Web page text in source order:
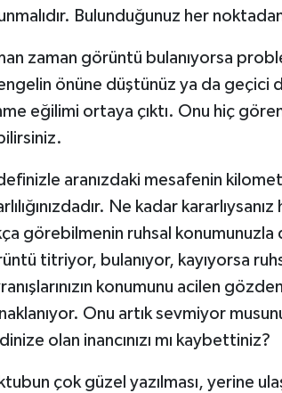
Bulunduğunuz her
zaman görüntü bulanıyorsa
önüne düştünüz ya da geçici
eğilimi ortaya çıktı. Onu hiç
aranızdaki mesafenin
Ne kadar
görebilmenin ruhsal konumunuzla
titriyor, bulanıyor, kayıyorsa
konumunu acilen
Onu artık sevmiyor
olan inancınızı mı kaybettiniz?
çok güzel yazılması, yerine